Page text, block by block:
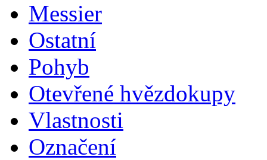
Messier
Ostatní
Pohyb
Otevřené hvězdokupy
Vlastnosti
Označení